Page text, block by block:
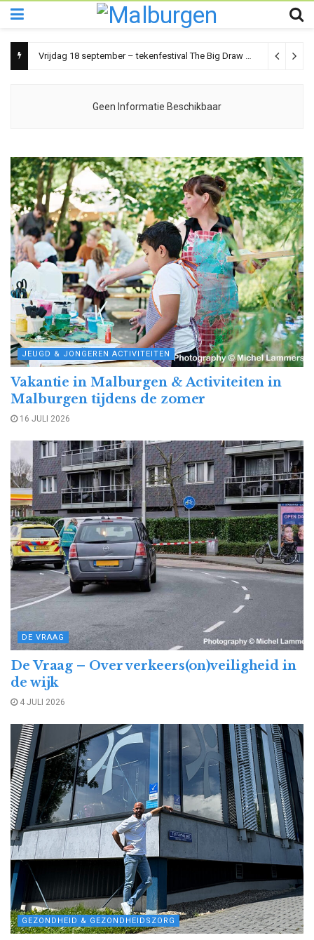
Vrijdag 18 september – tekenfestival The Big Draw 25 juli 2026
Geen Informatie Beschikbaar
JEUGD & JONGEREN ACTIVITEITEN
Vakantie in Malburgen & Activiteiten in
Malburgen tijdens de zomer
16 JULI 2026
DE VRAAG
De Vraag – Over verkeers(on)veiligheid in
de wijk
4 JULI 2026
GEZONDHEID & GEZONDHEIDSZORG